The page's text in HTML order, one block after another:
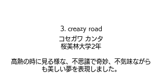
3. creazy road
コセガワ カンタ
桜美林大学2年
高熱の時に見る様な、不思議で奇妙、不気味ながら
も美しい夢を表現しました。